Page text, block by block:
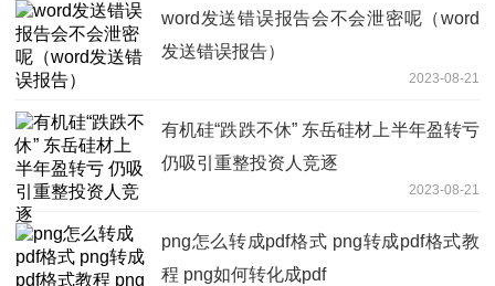
word发送错误报告会不会泄密呢（word
发送错误报告）
2023-08-21
有机硅“跌跌不休” 东岳硅材上半年盈转亏
仍吸引重整投资人竞逐
2023-08-21
png怎么转成pdf格式 png转成pdf格式教
程 png如何转化成pdf